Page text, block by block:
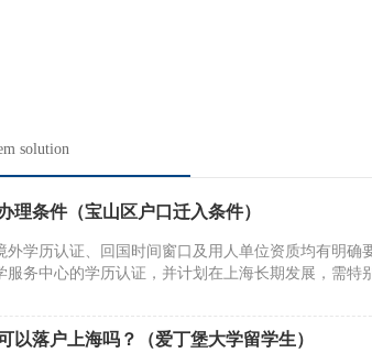
solution
理条件（宝山区户口迁入条件）
学历认证、回国时间窗口及用人单位资质均有明确
服务中心的学历认证，并计划在上海长期发展，需特
以落户上海吗？（爱丁堡大学留学生）